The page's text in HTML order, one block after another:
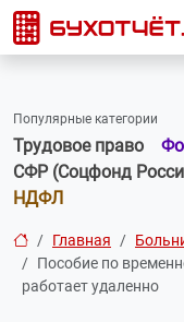
Популярные категории
Трудовое право
СФР (Соцфонд
НДФЛ
Главная
Пособие по
работает удаленно